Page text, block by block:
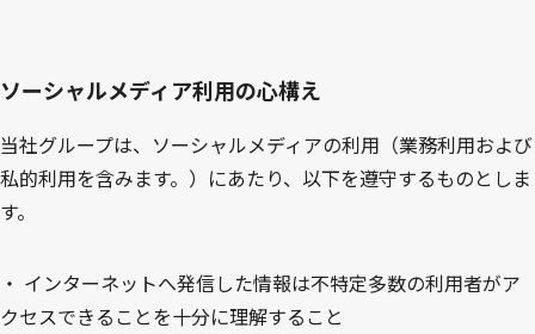
ソーシャルメディア利用の心構え
当社グループは、ソーシャルメディアの利用（業務利用および
私的利用を含みます。）にあたり、以下を遵守するものとしま
す。
・ インターネットへ発信した情報は不特定多数の利用者がア
クセスできることを十分に理解すること